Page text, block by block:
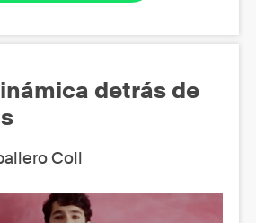
detrás de
Coll